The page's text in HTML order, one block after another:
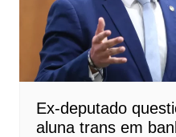
Ex-deputado
aluna trans em